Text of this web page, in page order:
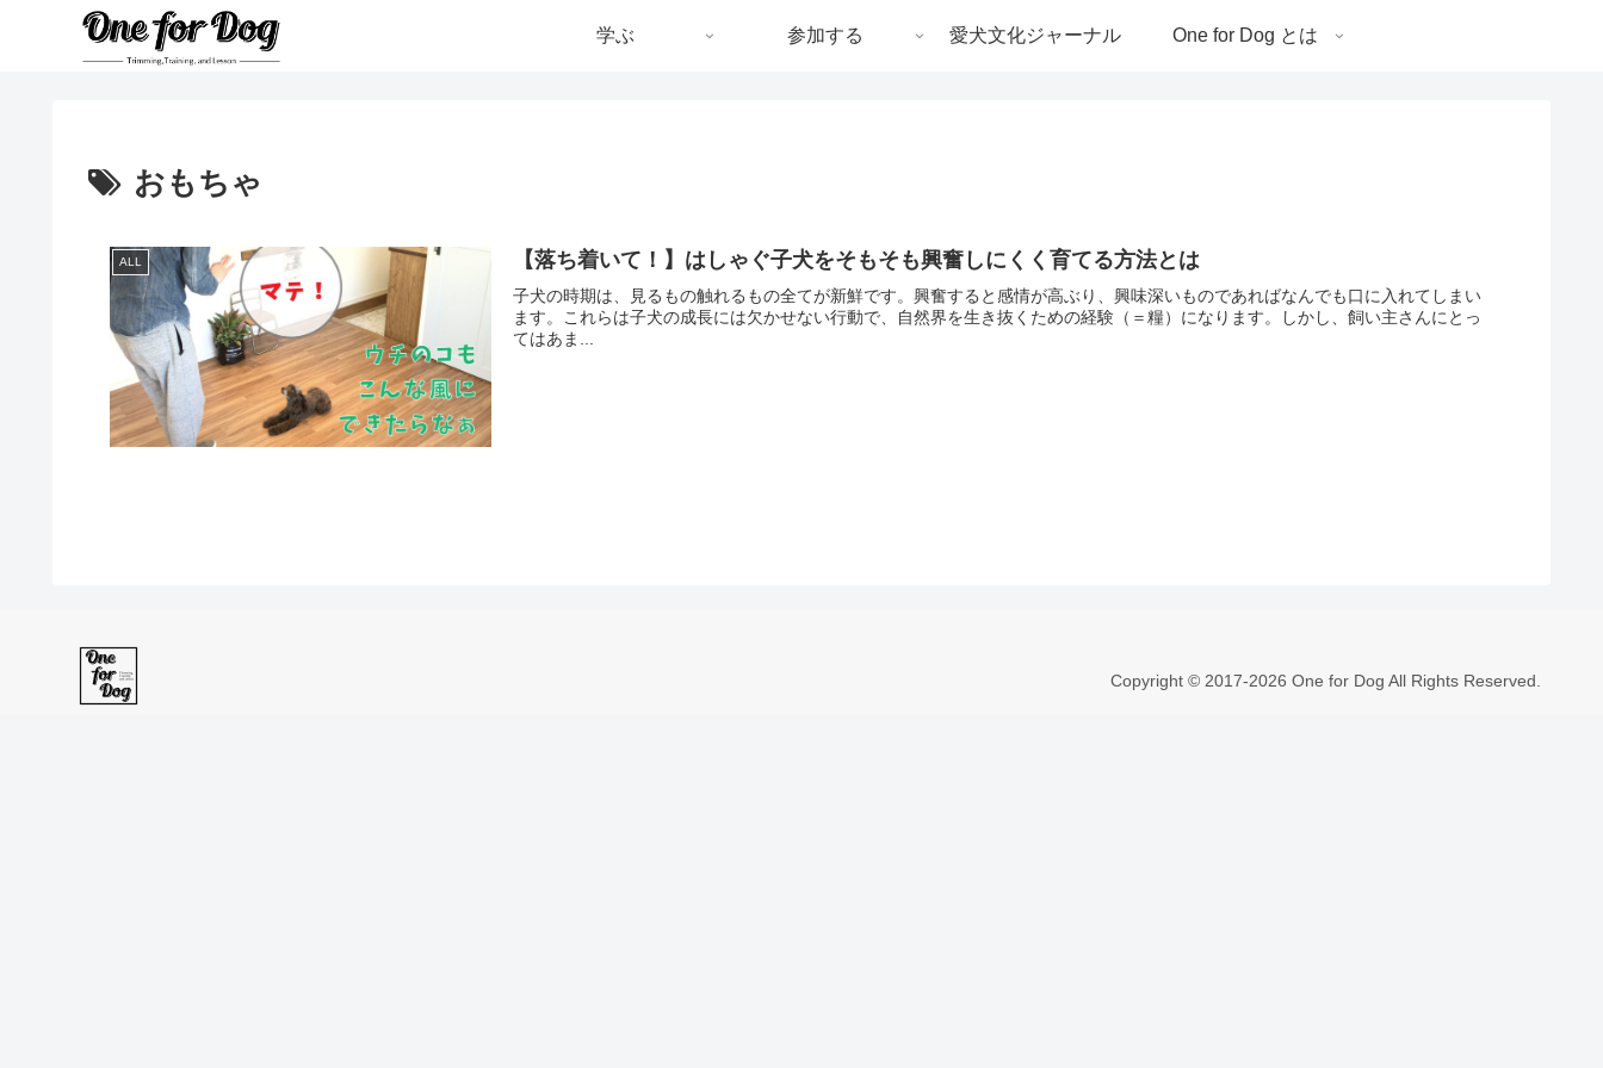
学ぶ 参加する 愛犬文化ジャーナル One for Dog とは
おもちゃ
ALL 【落ち着いて！】はしゃぐ子犬をそもそも興奮しにくく育てる方法とは
子犬の時期は、見るもの触れるもの全てが新鮮です。興奮すると感情が高ぶり、興味深いものであればなんでも口に入れてしまい
ます。これらは子犬の成長には欠かせない行動で、自然界を生き抜くための経験（＝糧）になります。しかし、飼い主さんにとっ
てはあま...
Copyright © 2017-2026 One for Dog All Rights Reserved.